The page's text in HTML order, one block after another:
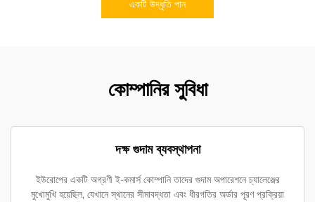
একটি উদ্ধৃতি পান
কোম্পানির সুবিধা
দক্ষ গুদাম ব্যবস্থাপনা
ইউরোপের একটি অগ্রণী ই-কমার্স কোম্পানি তাদের গুদাম অপারেশনে চ্যালেঞ্জের
মুখোমুখি হয়েছিল, যেখানে স্থানের সীমাবদ্ধতা এবং ধীরগতির অর্ডার পূরণ প্রক্রিয়া